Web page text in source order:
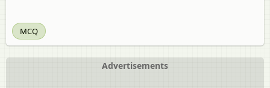
MCQ
Advertisements